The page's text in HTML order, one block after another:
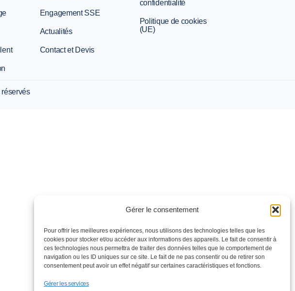
Gérer le consentement
Pour offrir les meilleures expériences, nous utilisons des technologies telles que les
cookies pour stocker et/ou accéder aux informations des appareils. Le fait de consentir à
ces technologies nous permettra de traiter des données telles que le comportement de
navigation ou les ID uniques sur ce site. Le fait de ne pas consentir ou de retirer son
consentement peut avoir un effet négatif sur certaines caractéristiques et fonctions.
Gérer les services
Engagement SSE
Actualités
Contact et Devis
confidentialité
Politique de cookies
(UE)